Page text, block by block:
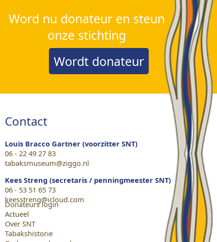
Word nu donateur en steun
onze stichting
Wordt donateur
Contact
Louis Bracco Gartner (voorzitter SNT)
06 - 22 49 27 83
tabaksmuseum@ziggo.nl
Kees Streng (secretaris / penningmeester SNT)
06 - 53 51 65 73
keesstreng@icloud.com
Donateurs login
Actueel
Over SNT
Tabakshistorie